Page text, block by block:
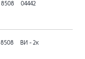
8508 04442
8508 ВИ - 2к